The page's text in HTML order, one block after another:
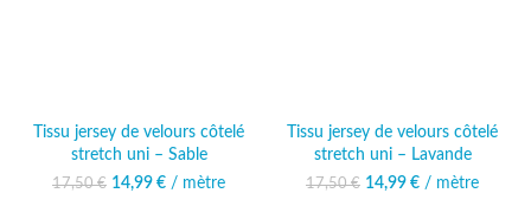
Tissu jersey de velours côtelé
stretch uni – Sable
17,50€
Le prix initial était :
14,99 €
Le prix
/ mètre
Tissu jersey de velours côtelé
stretch uni – Lavande
17,50€
Le prix initial était :
14,99 €
Le prix
/ mètre